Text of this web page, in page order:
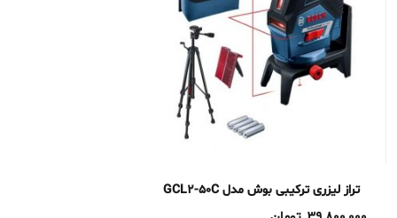
تراز لیزری ترکیبی بوش مدل GCL2-50C